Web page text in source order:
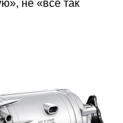
не «все так